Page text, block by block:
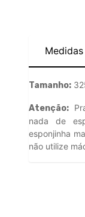
Medidas
Tamanho:
Atenção:
nada de
esponjinha
não utilize